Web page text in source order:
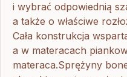
i wybrać odpowiednią
a także o właściwe
Cała konstrukcja
a w materacach
materaca.Sprężyny